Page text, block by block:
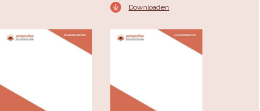
Downloaden